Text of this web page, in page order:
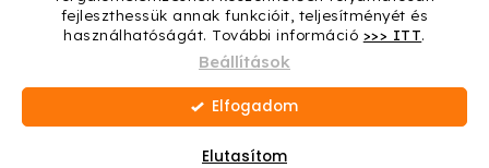
fejleszthessük annak funkcióit, teljesítményét és
használhatóságát. További információ >>> ITT.
Beállítások
Elutasítom
Elfogadom
Ajándék minden vásárláshoz → Lepje meg magát még
Shoptet készítette
Copyright 2026Gario.hu. Minden jog fenntartva.Süti
beállítások szerkesztése